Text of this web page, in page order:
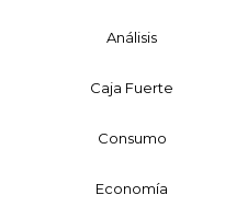
Análisis
Caja Fuerte
Consumo
Economía